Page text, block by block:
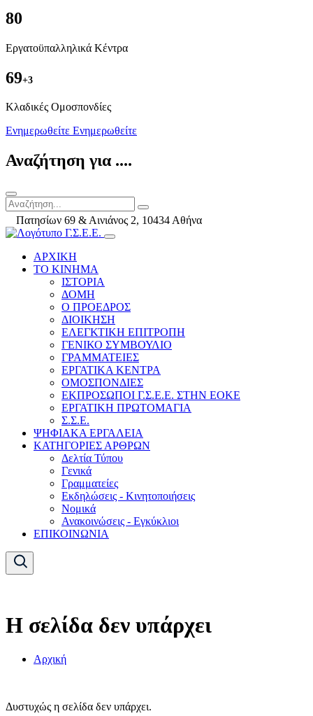
80
Εργατοϋπαλληλικά Κέντρα
69+3
Kλαδικές Ομοσπονδίες
Ενημερωθείτε Ενημερωθείτε
Αναζήτηση για ....
Πατησίων 69 & Αινιάνος 2, 10434 Αθήνα
ΑΡΧΙΚΗ
ΤΟ ΚΙΝΗΜΑ
ΙΣΤΟΡΙΑ
ΔΟΜΗ
Ο ΠΡΟΕΔΡΟΣ
ΔΙΟΙΚΗΣΗ
ΕΛΕΓΚΤΙΚΗ ΕΠΙΤΡΟΠΗ
ΓΕΝΙΚΟ ΣΥΜΒΟΥΛΙΟ
ΓΡΑΜΜΑΤΕΙΕΣ
ΕΡΓΑΤΙΚΑ ΚΕΝΤΡΑ
ΟΜΟΣΠΟΝΔΙΕΣ
ΕΚΠΡΟΣΩΠΟΙ Γ.Σ.Ε.Ε. ΣΤΗΝ ΕΟΚΕ
ΕΡΓΑΤΙΚΗ ΠΡΩΤΟΜΑΓΙΑ
Σ.Σ.Ε.
ΨΗΦΙΑΚΑ ΕΡΓΑΛΕΙΑ
ΚΑΤΗΓΟΡΙΕΣ ΑΡΘΡΩΝ
Δελτία Τύπου
Γενικά
Γραμματείες
Εκδηλώσεις - Κινητοποιήσεις
Νομικά
Ανακοινώσεις - Εγκύκλιοι
ΕΠΙΚΟΙΝΩΝΙΑ
Η σελίδα δεν υπάρχει
Αρχική
Δυστυχώς η σελίδα δεν υπάρχει.